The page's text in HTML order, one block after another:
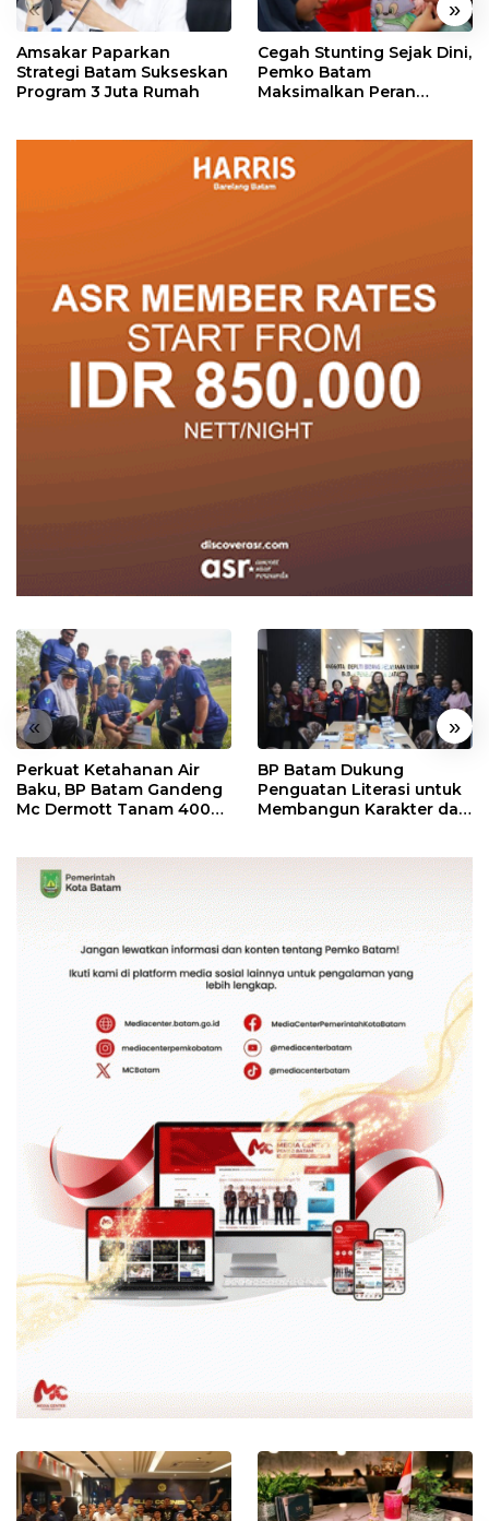
« »
Amsakar Paparkan
Strategi Batam Sukseskan
Program 3 Juta Rumah
Cegah Stunting Sejak Dini,
Pemko Batam
Maksimalkan Peran
« »
Perkuat Ketahanan Air
Baku, BP Batam Gandeng
Mc Dermott Tanam 400
BP Batam Dukung
Penguatan Literasi untuk
Membangun Karakter dan